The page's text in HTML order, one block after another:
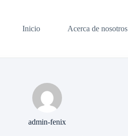
Inicio
Acerca de nosotros
admin-fenix